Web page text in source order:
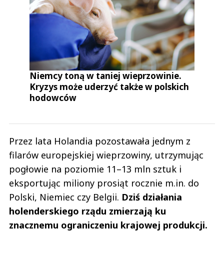
Niemcy toną w taniej wieprzowinie.
Kryzys może uderzyć także w polskich
hodowców
Przez lata Holandia pozostawała jednym z
filarów europejskiej wieprzowiny, utrzymując
pogłowie na poziomie 11–13 mln sztuk i
eksportując miliony prosiąt rocznie m.in. do
Polski, Niemiec czy Belgii. Dziś działania
holenderskiego rządu zmierzają ku
znacznemu ograniczeniu krajowej produkcji.